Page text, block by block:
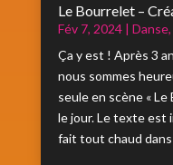
Le Bourrelet –
Fév 7, 2024| Danse,
Ça y est ! Après 3
nous sommes
seule en scène «
le jour. Le texte est
fait tout chaud